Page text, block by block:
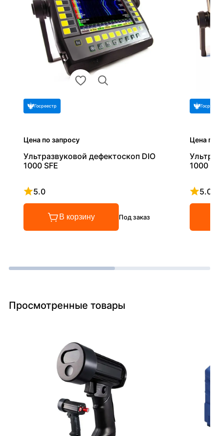
Госреестр
Цена по запросу
Ультразвуковой дефектоскоп DIO
1000 SFE
5.0
Рейтинг 5 из 5
В корзину Под заказ
Цена по
1000
5.0
Просмотренные товары